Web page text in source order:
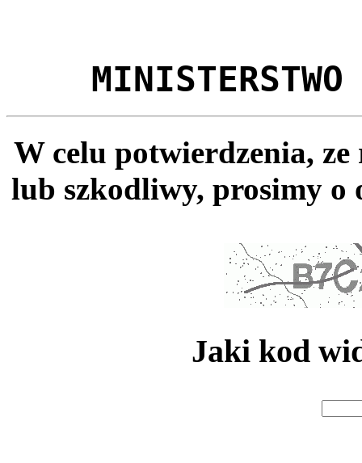
MINISTERSTWO
W celu potwierdzenia,
lub szkodliwy, prosimy o
Jaki kod